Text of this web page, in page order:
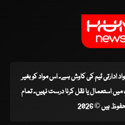
ادارتی ٹیم کی کاوش ہے۔ اس مواد کو بغیر
استعمال یا نقل کرنا درست نہیں۔ تمام
ہیں © 2026